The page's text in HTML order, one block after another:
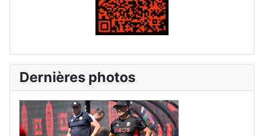
Dernières photos